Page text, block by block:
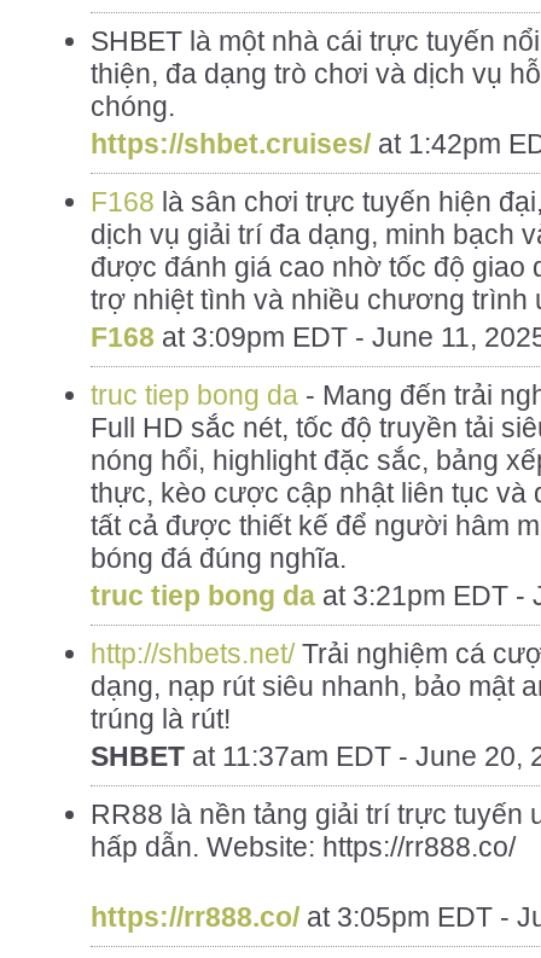
SHBET là một nhà cái trực tuyến
thiện, đa dạng trò chơi và dịch vụ
chóng.
https://shbet.cruises/ at 1:42pm
F168 là sân chơi trực tuyến hiện
dịch vụ giải trí đa dạng, minh bạch
được đánh giá cao nhờ tốc độ giao
trợ nhiệt tình và nhiều chương trình
F168 at 3:09pm EDT - June 11,
truc tiep bong da - Mang đến trải
Full HD sắc nét, tốc độ truyền tải
nóng hổi, highlight đặc sắc, bảng
thực, kèo cược cập nhật liên tục và
tất cả được thiết kế để người hâm
bóng đá đúng nghĩa.
truc tiep bong da at 3:21pm EDT -
http://shbets.net/Trải nghiệm cá
dạng, nạp rút siêu nhanh, bảo mật
trúng là rút!
SHBET at 11:37am EDT - June 20,
RR88 là nền tảng giải trí trực tuyến
hấp dẫn. Website: https://rr888.co/
https://rr888.co/ at 3:05pm EDT -